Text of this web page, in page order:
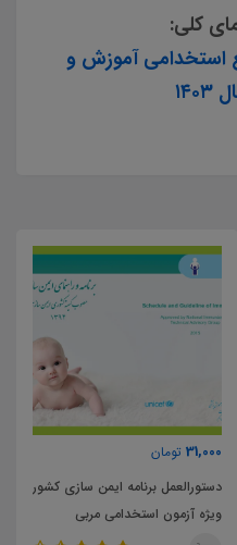
کلی:
استخدامی آموزش و
57,000
جزوه آموزش بهداشت،
کلیات خدمات بهداشتی درمانی